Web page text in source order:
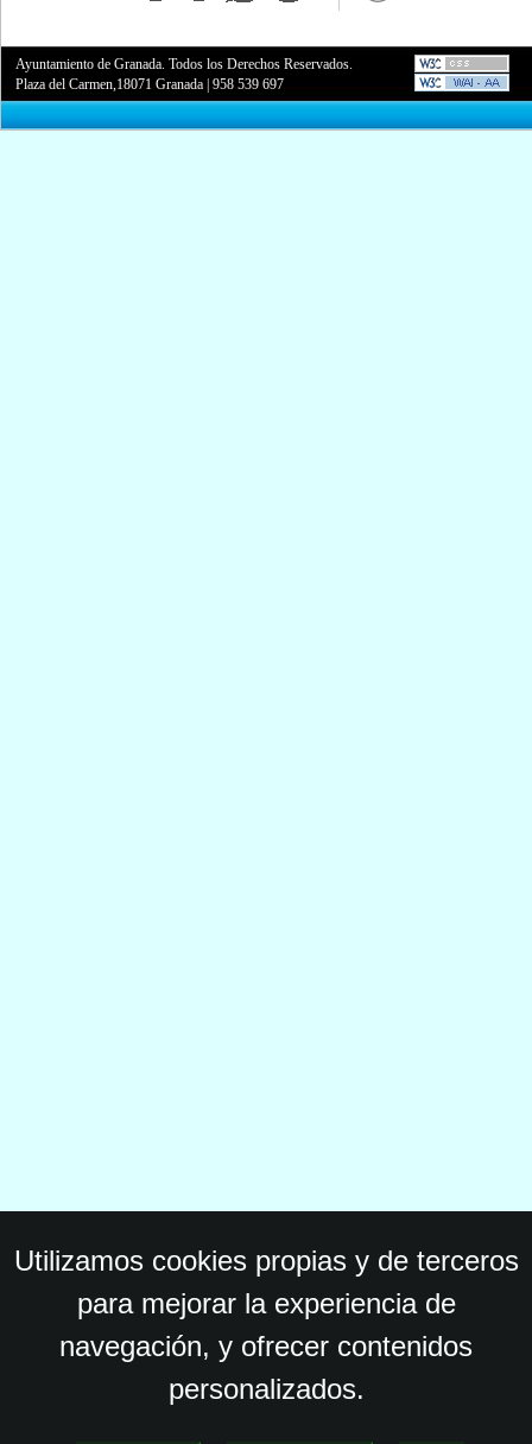
Ayuntamiento de Granada. Todos los Derechos Reservados.
Plaza del Carmen,18071 Granada |958 539 697
Utilizamos cookies propias y de terceros
para mejorar la experiencia de
navegación, y ofrecer contenidos
personalizados.